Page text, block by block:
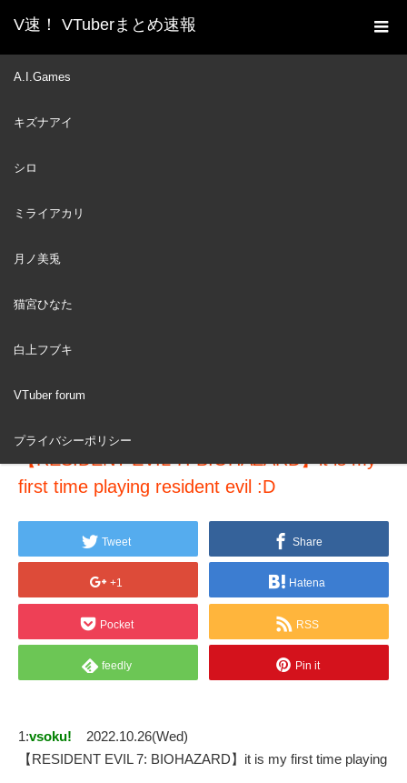
V速！ VTuberまとめ速報
A.I.Games
キズナアイ
シロ
ミライアカリ
月ノ美兎
猫宮ひなた
白上フブキ
VTuber forum
プライバシーポリシー
ホーム
新着動画一覧
26
【RESIDENT EVIL 7: BIOHAZARD】it is my
first time playing resident evil :D
Tweet Share
+1 Hatena
Pocket RSS
feedly Pin it
1:vsoku!
2022.10.26(Wed)
【RESIDENT EVIL 7: BIOHAZARD】it is my first time playing